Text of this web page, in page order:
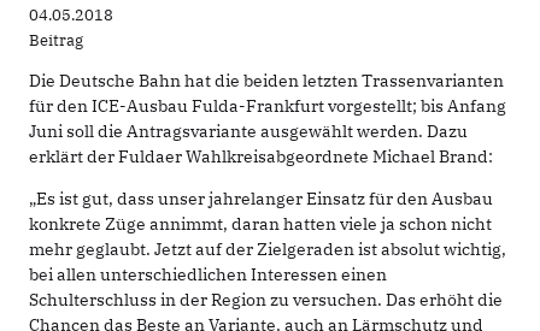
04.05.2018
Beitrag
Die Deutsche Bahn hat die beiden letzten Trassenvarianten
für den ICE-Ausbau Fulda-Frankfurt vorgestellt; bis Anfang
Juni soll die Antragsvariante ausgewählt werden. Dazu
erklärt der Fuldaer Wahlkreisabgeordnete Michael Brand:
„Es ist gut, dass unser jahrelanger Einsatz für den Ausbau
konkrete Züge annimmt, daran hatten viele ja schon nicht
mehr geglaubt. Jetzt auf der Zielgeraden ist absolut wichtig,
bei allen unterschiedlichen Interessen einen
Schulterschluss in der Region zu versuchen. Das erhöht die
Chancen das Beste an Variante, auch an Lärmschutz und